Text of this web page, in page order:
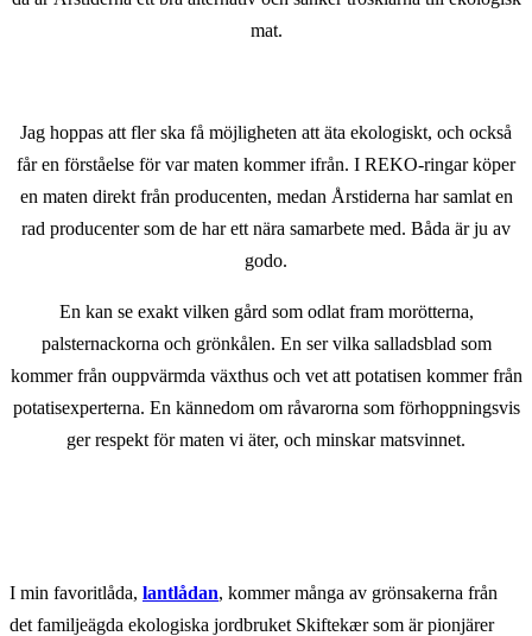
mat.
Jag hoppas att fler ska få möjligheten att äta ekologiskt, och också
får en förståelse för var maten kommer ifrån. I REKO-ringar köper
en maten direkt från producenten, medan Årstiderna har samlat en
rad producenter som de har ett nära samarbete med. Båda är ju av
godo.
En kan se exakt vilken gård som odlat fram morötterna,
palsternackorna och grönkålen. En ser vilka salladsblad som
kommer från ouppvärmda växthus och vet att potatisen kommer från
potatisexperterna. En kännedom om råvarorna som förhoppningsvis
ger respekt för maten vi äter, och minskar matsvinnet.
I min favoritlåda, lantlådan, kommer många av grönsakerna från
det familjeägda ekologiska jordbruket Skiftekær som är pionjärer